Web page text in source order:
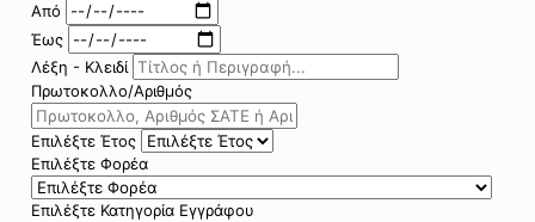
Από
Έως
Λέξη - Κλειδί
Πρωτοκολλο/Αριθμός
Επιλέξτε Έτος
Επιλέξτε Φορέα
Επιλέξτε Κατηγορία Εγγράφου